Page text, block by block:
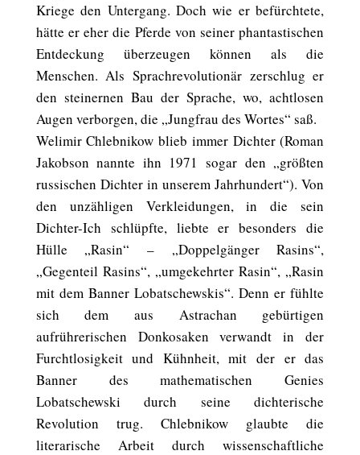
Kriege den Untergang. Doch wie er befürchtete,
hätte er eher die Pferde von seiner phantastischen
Entdeckung überzeugen können als die
Menschen. Als Sprachrevolutionär zerschlug er
den steinernen Bau der Sprache, wo, achtlosen
Augen verborgen, die „Jungfrau des Wortes“ saß.
Welimir Chlebnikow blieb immer Dichter (Roman
Jakobson nannte ihn 1971 sogar den „größten
russischen Dichter in unserem Jahrhundert“). Von
den unzähligen Verkleidungen, in die sein
Dichter-Ich schlüpfte, liebte er besonders die
Hülle „Rasin“ – „Doppelgänger Rasins“,
„Gegenteil Rasins“, „umgekehrter Rasin“, „Rasin
mit dem Banner Lobatschewskis“. Denn er fühlte
sich dem aus Astrachan gebürtigen
aufrührerischen Donkosaken verwandt in der
Furchtlosigkeit und Kühnheit, mit der er das
Banner des mathematischen Genies
Lobatschewski durch seine dichterische
Revolution trug. Chlebnikow glaubte die
literarische Arbeit durch wissenschaftliche